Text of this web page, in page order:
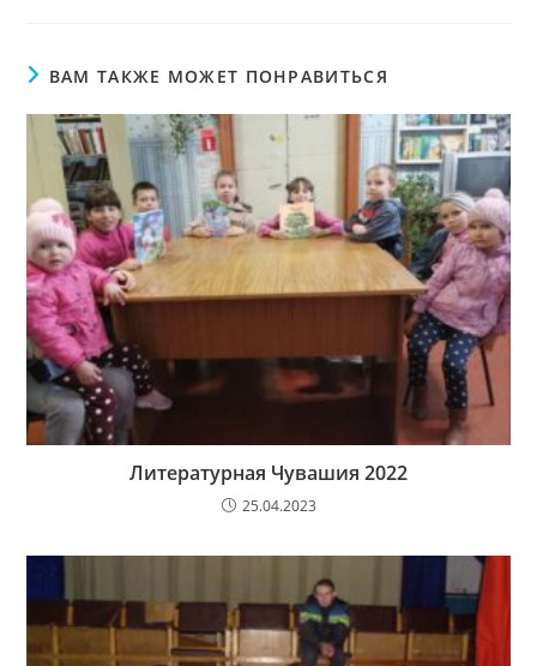
ВАМ ТАКЖЕ МОЖЕТ ПОНРАВИТЬСЯ
Литературная Чувашия 2022
25.04.2023